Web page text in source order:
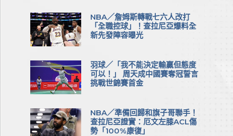
NBA／詹姆斯轉戰七六人改打
「全職控球」！查拉尼亞爆料全
新先發陣容曝光
羽球／「我不能決定輸贏但態度
可以！」 周天成中國賽奪冠誓言
挑戰世錦賽首金
NBA／準備回歸和旗子哥聯手！
查拉尼亞證實：厄文左膝ACL傷
勢「100%康復」